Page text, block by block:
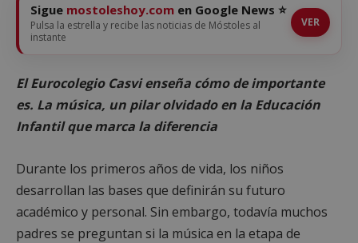
Sigue mostoleshoy.com en Google News ⭐
Pulsa la estrella y recibe las noticias de Móstoles al
instante
VER
El Eurocolegio Casvi enseña cómo de importante
es. La música, un pilar olvidado en la Educación
Infantil que marca la diferencia
Durante los primeros años de vida, los niños
desarrollan las bases que definirán su futuro
académico y personal. Sin embargo, todavía muchos
padres se preguntan si la música en la etapa de